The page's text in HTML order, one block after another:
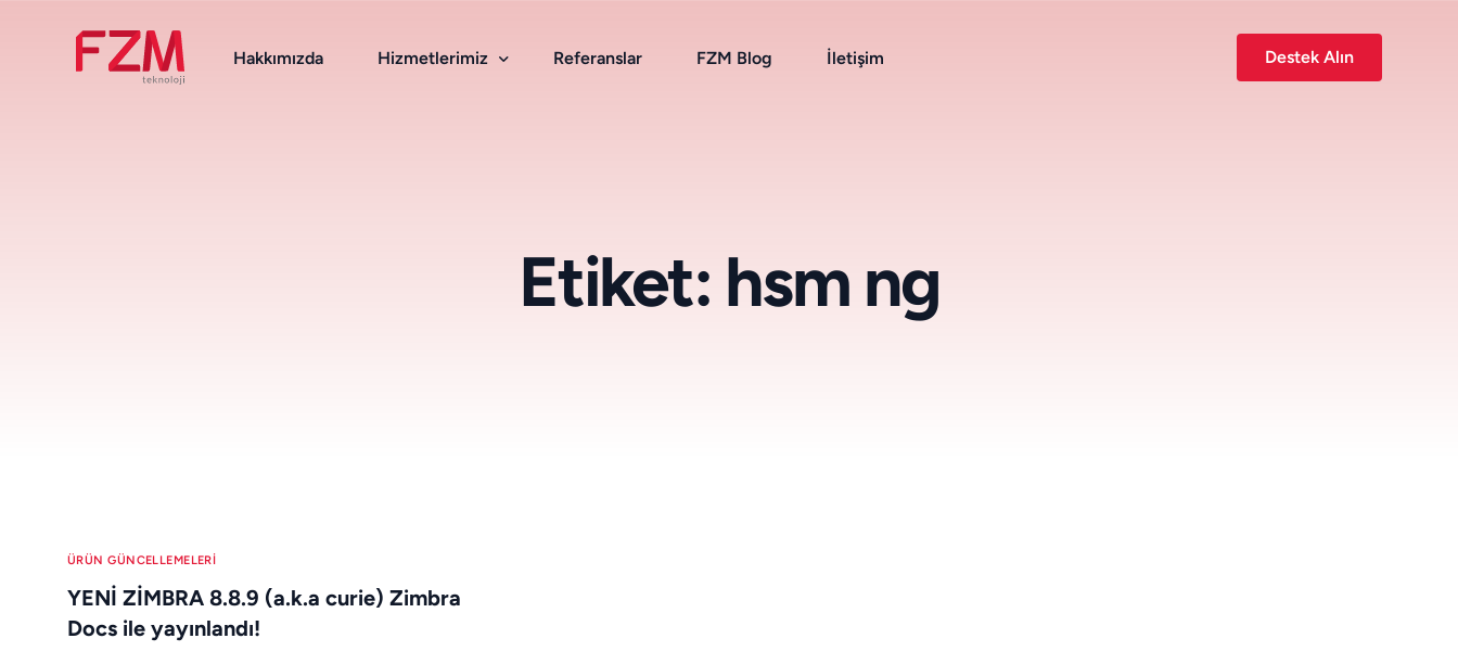
Hakkımızda Hizmetlerimiz
Kurumsal E-Posta
Bulut Depolama
Referanslar FZM Blog İletişim Destek Alın
Etiket: hsm ng
ÜRÜN GÜNCELLEMELERI
YENİ ZİMBRA 8.8.9 (a.k.a curie) Zimbra
Docs ile yayınlandı!